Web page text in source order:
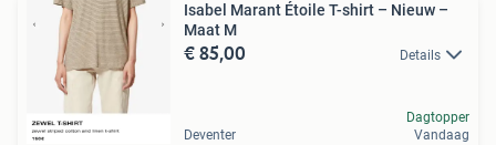
Isabel Marant Étoile T-shirt – Nieuw –
Maat M
€ 85,00 Details
Deventer
Dagtopper
Vandaag